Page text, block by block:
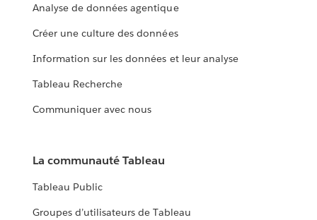
Analyse de données agentique
Créer une culture des données
Information sur les données et leur analyse
Tableau Recherche
Communiquer avec nous
La communauté Tableau
Tableau Public
Groupes d’utilisateurs de Tableau